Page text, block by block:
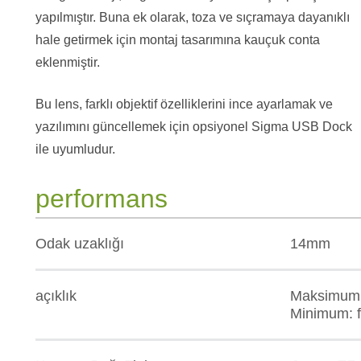
yapılmıştır. Buna ek olarak, toza ve sıçramaya dayanıklı
hale getirmek için montaj tasarımına kauçuk conta
eklenmiştir.
Bu lens, farklı objektif özelliklerini ince ayarlamak ve
yazılımını güncellemek için opsiyonel Sigma USB Dock
ile uyumludur.
performans
Odak uzaklığı 14mm
açıklık
Minimum: